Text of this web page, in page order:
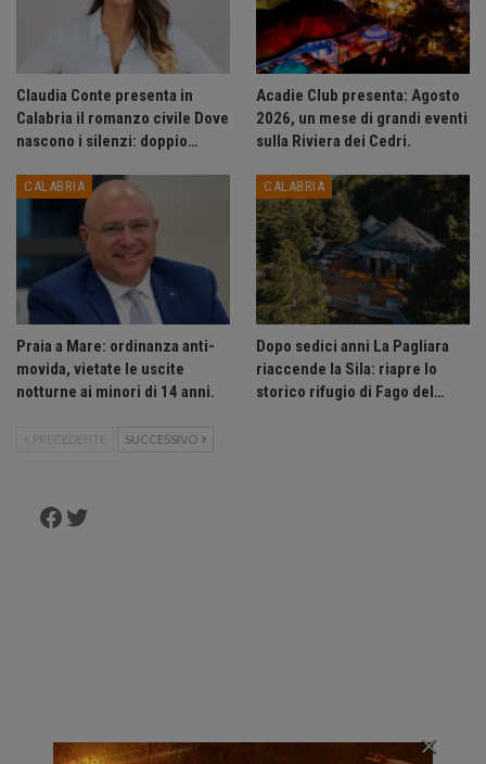
Claudia Conte presenta in
Calabria il romanzo civile Dove
nascono i silenzi: doppio…
Acadie Club presenta: Agosto
2026, un mese di grandi eventi
sulla Riviera dei Cedri.
CALABRIA
Praia a Mare: ordinanza anti-
movida, vietate le uscite
notturne ai minori di 14 anni.
CALABRIA
Dopo sedici anni La Pagliara
riaccende la Sila: riapre lo
storico rifugio di Fago del…
PRECEDENTE SUCCESSIVO
Facebook
Twitter
×